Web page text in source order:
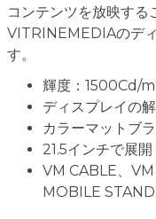
コンテンツを放映する
VITRINEMEDIAのデ
す。
輝度：1500Cd/
ディスプレイの
カラーマットブ
21.5インチで展開
VM CABLE、
MOBILE